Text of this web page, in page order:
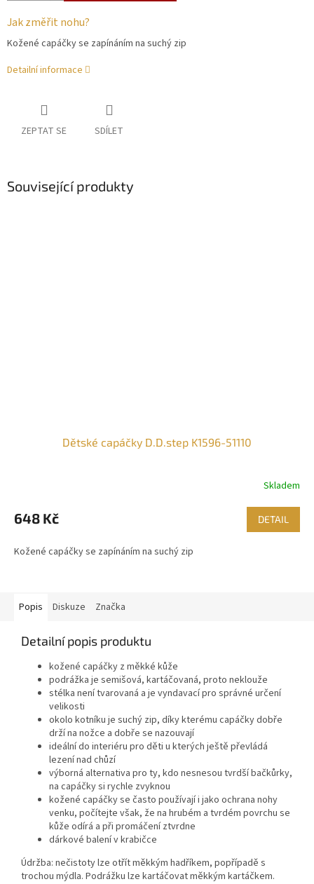
Jak změřit nohu?
Kožené capáčky se zapínáním na suchý zip
Detailní informace
ZEPTAT SE SDÍLET
Související produkty
Dětské capáčky D.D.step K1596-51110
Skladem
648 Kč DETAIL
Kožené capáčky se zapínáním na suchý zip
Popis Diskuze Značka
Detailní popis produktu
kožené capáčky z měkké kůže
podrážka je semišová, kartáčovaná, proto neklouže
stélka není tvarovaná a je vyndavací pro správné určení
velikosti
okolo kotníku je suchý zip, díky kterému capáčky dobře
drží na nožce a dobře se nazouvají
ideální do interiéru pro děti u kterých ještě převládá
lezení nad chůzí
výborná alternativa pro ty, kdo nesnesou tvrdší bačkůrky,
na capáčky si rychle zvyknou
kožené capáčky se často používají i jako ochrana nohy
venku, počítejte však, že na hrubém a tvrdém povrchu se
kůže odírá a při promáčení ztvrdne
dárkové balení v krabičce
Údržba: nečistoty lze otřít měkkým hadříkem, popřípadě s
trochou mýdla. Podrážku lze kartáčovat měkkým kartáčkem.